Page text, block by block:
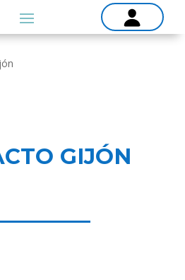
GIJÓN